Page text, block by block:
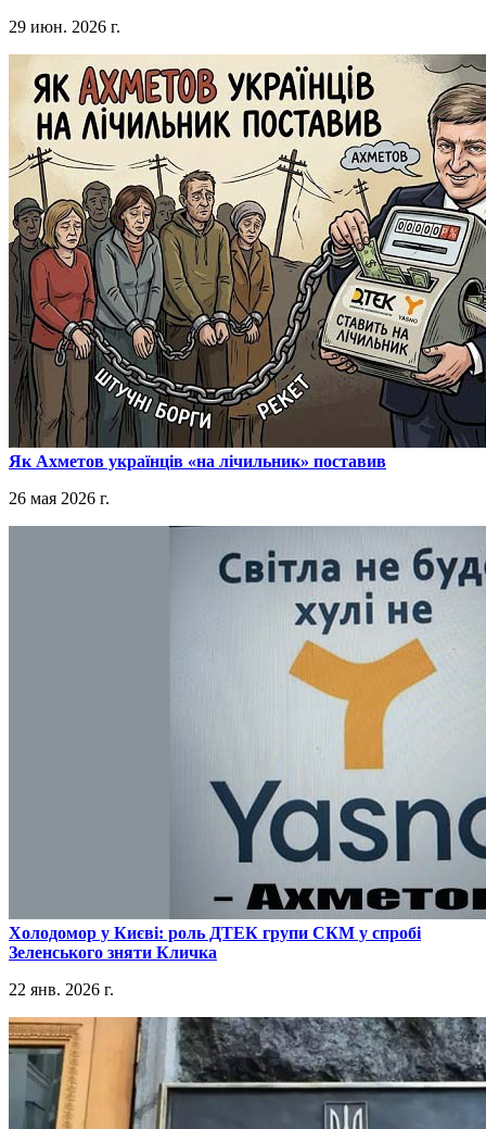
29 июн. 2026 г.
​Як Ахметов українців «на лічильник» поставив
26 мая 2026 г.
​Холодомор у Києві: роль ДТЕК групи СКМ у спробі
Зеленського зняти Кличка
22 янв. 2026 г.